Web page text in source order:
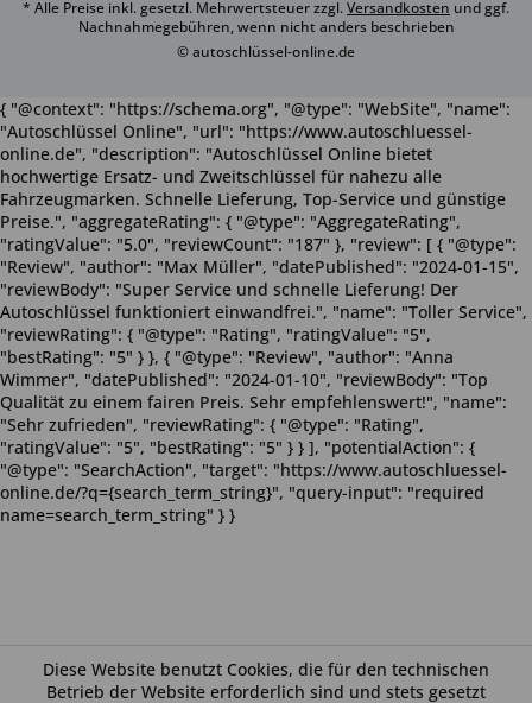
* Alle Preise inkl. gesetzl. Mehrwertsteuer zzgl.Versandkosten und ggf.
Nachnahmegebühren, wenn nicht anders beschrieben
© autoschlüssel-online.de
Diese Website benutzt Cookies, die für den technischen
Betrieb der Website erforderlich sind und stets gesetzt
{ "@context": "https://schema.org", "@type": "WebSite", "name":
"Autoschlüssel Online", "url": "https://www.autoschluessel-
online.de", "description": "Autoschlüssel Online bietet
hochwertige Ersatz- und Zweitschlüssel für nahezu alle
Fahrzeugmarken. Schnelle Lieferung, Top-Service und günstige
Preise.", "aggregateRating": { "@type": "AggregateRating",
"ratingValue": "5.0", "reviewCount": "187" }, "review": [ { "@type":
"Review", "author": "Max Müller", "datePublished": "2024-01-15",
"reviewBody": "Super Service und schnelle Lieferung! Der
Autoschlüssel funktioniert einwandfrei.", "name": "Toller Service",
"reviewRating": { "@type": "Rating", "ratingValue": "5",
"bestRating": "5" } }, { "@type": "Review", "author": "Anna
Wimmer", "datePublished": "2024-01-10", "reviewBody": "Top
Qualität zu einem fairen Preis. Sehr empfehlenswert!", "name":
"Sehr zufrieden", "reviewRating": { "@type": "Rating",
"ratingValue": "5", "bestRating": "5" } } ], "potentialAction": {
"@type": "SearchAction", "target": "https://www.autoschluessel-
online.de/?q={search_term_string}", "query-input": "required
name=search_term_string" } }